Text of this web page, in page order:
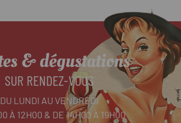
& dégustations
SUR RENDEZ-VOUS
DU LUNDI AU VENDREDI
À 12H00 & DE 14H00 À 19H00